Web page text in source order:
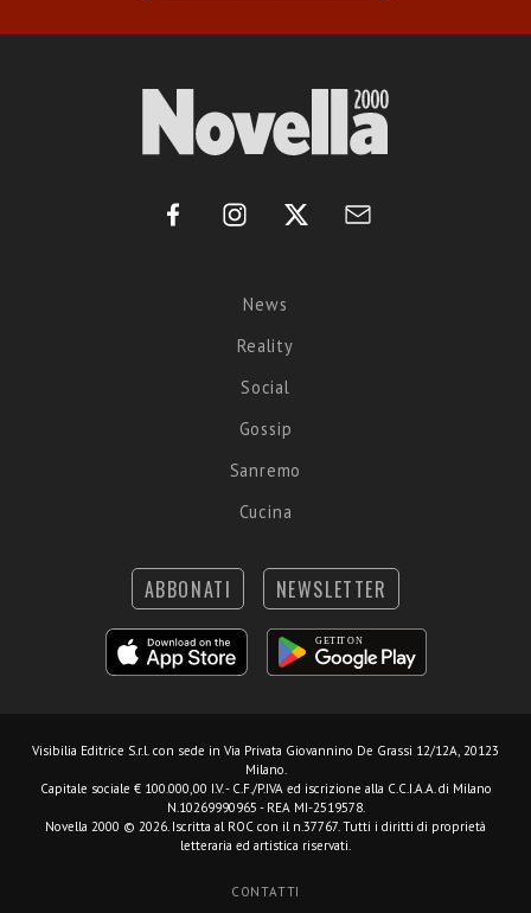
News
Reality
Social
Gossip
Sanremo
Cucina
ABBONATI NEWSLETTER
Visibilia Editrice S.r.l. con sede in Via Privata Giovannino De Grassi 12/12A, 20123
Milano.
Capitale sociale € 100.000,00 I.V. - C.F./P.IVA ed iscrizione alla C.C.I.A.A. di Milano
N.10269990965 - REA MI-2519578.
Novella 2000 © 2026. Iscritta al ROC con il n.37767. Tutti i diritti di proprietà
letteraria ed artistica riservati.
CONTATTI